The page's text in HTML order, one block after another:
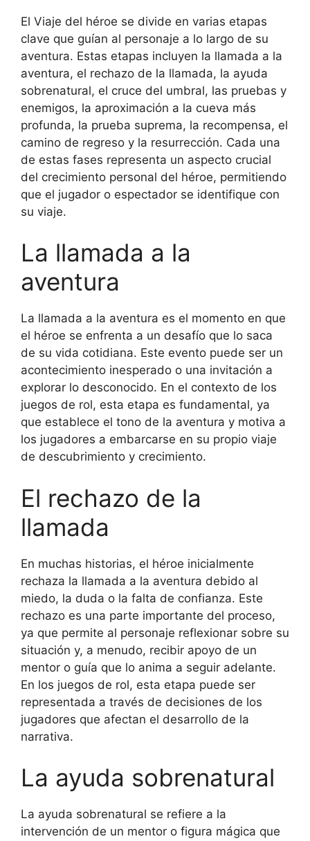
El Viaje del héroe se divide en varias etapas
clave que guían al personaje a lo largo de su
aventura. Estas etapas incluyen la llamada a la
aventura, el rechazo de la llamada, la ayuda
sobrenatural, el cruce del umbral, las pruebas y
enemigos, la aproximación a la cueva más
profunda, la prueba suprema, la recompensa, el
camino de regreso y la resurrección. Cada una
de estas fases representa un aspecto crucial
del crecimiento personal del héroe, permitiendo
que el jugador o espectador se identifique con
su viaje.
La llamada a la
aventura
La llamada a la aventura es el momento en que
el héroe se enfrenta a un desafío que lo saca
de su vida cotidiana. Este evento puede ser un
acontecimiento inesperado o una invitación a
explorar lo desconocido. En el contexto de los
juegos de rol, esta etapa es fundamental, ya
que establece el tono de la aventura y motiva a
los jugadores a embarcarse en su propio viaje
de descubrimiento y crecimiento.
El rechazo de la
llamada
En muchas historias, el héroe inicialmente
rechaza la llamada a la aventura debido al
miedo, la duda o la falta de confianza. Este
rechazo es una parte importante del proceso,
ya que permite al personaje reflexionar sobre su
situación y, a menudo, recibir apoyo de un
mentor o guía que lo anima a seguir adelante.
En los juegos de rol, esta etapa puede ser
representada a través de decisiones de los
jugadores que afectan el desarrollo de la
narrativa.
La ayuda sobrenatural
La ayuda sobrenatural se refiere a la
intervención de un mentor o figura mágica que